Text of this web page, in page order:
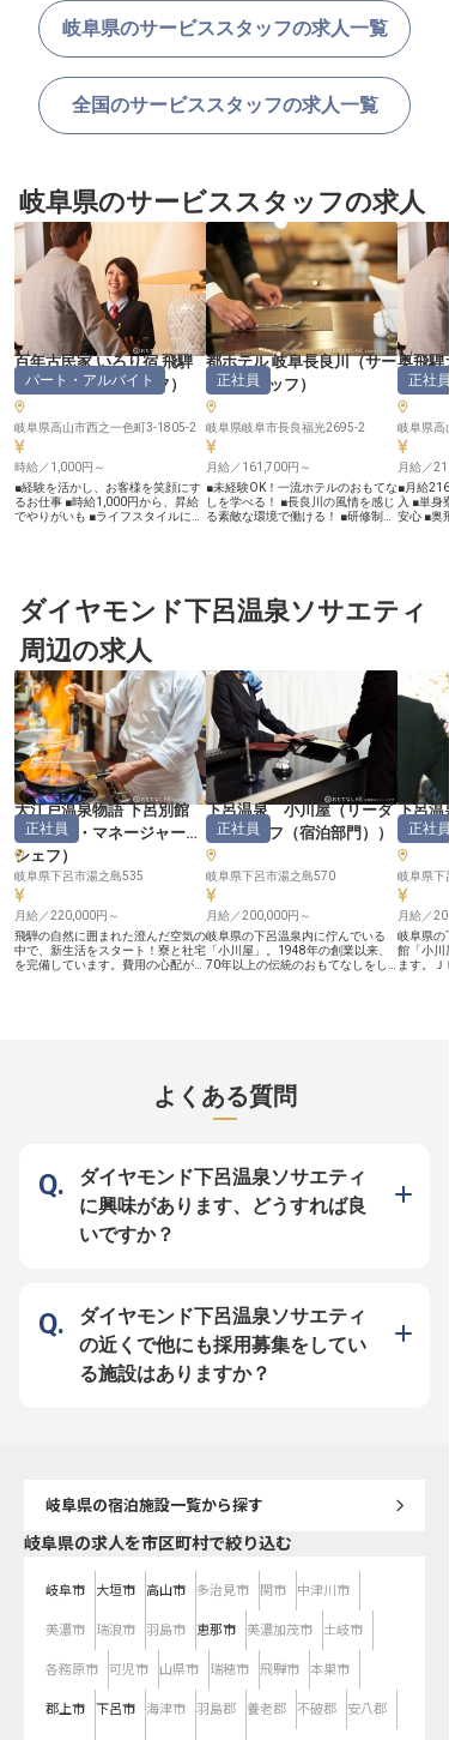
岐阜県のサービススタッフの求人一覧
全国のサービススタッフの求人一覧
岐阜県のサービススタッフの求人
百年古民家 いろり宿 飛騨
屋（サービススタッフ ）
パート・アルバイト
岐阜県高山市西之一色町3-1805-2
時給／1,000円～
■経験を活かし、お客様を笑顔にす
るお仕事 ■時給1,000円から、昇給
でやりがいも ■ライフスタイルに合
動をお届けするお仕事です。歴史あ
る空間で、お客様一人ひとりに寄り
で旅の思い出を彩ります。 チェッ
クアウト時の感謝の言葉、朝食会場
での心地よい会話、そして清潔で快
適な客室。あなたの真心が、お客様
の心に深く刻まれるおもてなしへと
繋がります。 古き良き日本の文化
と、現代の快適さが融合した特別な
場所で、あなたのおもてなしの心を
存分に発揮してください。 ーー
【経験を活かし、自分らしく輝ける
職場環境】 当施設では、あなたの
これまでの経験を高く評価し、即戦
力としてご活躍いただける環境をご
用意しています。フロント業務から
客室清掃、朝食の準備まで、多岐に
わたる業務を通じて、お客様への
「おもてなし」の心を深めることが
できます。 時給1,000円からのスタ
ートに加え、年1回の昇給や社会保
険完備、長期勤続報奨制度など、安
心して長く働ける充実した福利厚生
も魅力です。ライフスタイルに合わ
せたシフト制で、プライベートも大
都ホテル 岐阜長良川（サー
ビススタッフ ）
正社員
岐阜県岐阜市長良福光2695-2
月給／161,700円～
■未経験OK！一流ホテルのおもてな
しを学べる！ ■長良川の風情を感じ
る素敵な環境で働ける！ ■研修制度
長良川」。国際会議場や大型競技場
に隣接する当ホテルは、多くのお客
目や重要なビジネスシーンに関わる
宴会サービスのお仕事。お客様の
「ありがとう」の言葉が、何よりの
喜びとなります！ 未経験の方も、
一流ホテルならではの洗練されたお
もてなしの心と技術を、イチから学
べる環境です！ ーー【あなたの成
長を支える、安心の環境づくり】
入社後は挨拶の仕方から丁寧に指導
いたします！会場設営や基本的なサ
ービス方法を学び、徐々に定例会議
などを担当。将来的には大きな宴会
や披露宴のキャプテンとして活躍で
きます！ 近鉄グループの安定基盤
のもと、資格取得支援制度や研修制
度も充実。育児・介護との両立支援
や定年後の再雇用制度など、長く働
ける環境も整っています！従業員食
堂あり、バイク・自転車通勤OKな
ど、働きやすさも抜群！ 人と接す
ることが好きな方、お客様の視点に
奥飛騨
（サー
正社員
月給／
■月給
入 ■単身
安心 ■奥
供しま
理提供
し、お
共に創
経験の
環境です。 ーー【安心して長
ける環
みと、
れる環
で、勤務
長くキャ
適。 シ
以上の
大切にで
直接やり
があなた
年03月
ダイヤモンド下呂温泉ソサエティ
周辺の求人
大江戸温泉物語 下呂別館
（料理長・マネージャー・
シェフ ）
正社員
岐阜県下呂市湯之島535
月給／220,000円～
飛騨の自然に囲まれた澄んだ空気の
中で、新生活をスタート！寮と社宅
を完備しています。費用の心配がい
意して、お待ちしています。※この
求人は2022年1月26日時点の情報
下呂温泉 小川屋（リーダ
ー・チーフ（宿泊部門）
）
正社員
岐阜県下呂市湯之島570
月給／200,000円～
岐阜県の下呂温泉内に佇んでいる
「小川屋」。1948年の創業以来、
70年以上の伝統のおもてなしをし
意。駐車場があるのでマイカー通勤
も可能です。※この求人は2021年
11月1日時点での情報です
下呂温
ー・
正社員
岐阜県下
月給／
岐阜県の
館「小川
ます。
よくある質問
ダイヤモンド下呂温泉ソサエティ
に興味があります、どうすれば良
いですか？
ダイヤモンド下呂温泉ソサエティ
の近くで他にも採用募集をしてい
る施設はありますか？
岐阜県の宿泊施設一覧から探す
岐阜県の求人を市区町村で絞り込む
岐阜市 大垣市 高山市 多治見市 関市 中津川市
美濃市 瑞浪市 羽島市 恵那市 美濃加茂市 土岐市
各務原市 可児市 山県市 瑞穂市 飛騨市 本巣市
郡上市 下呂市 海津市 羽島郡 養老郡 不破郡 安八郡